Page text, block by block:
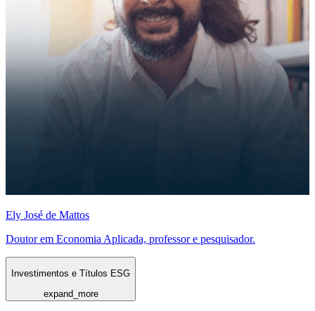
Ely José de Mattos
Doutor em Economia Aplicada, professor e pesquisador.
Investimentos e Títulos ESG
expand_more